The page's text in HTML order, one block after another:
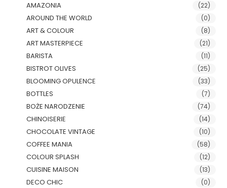
AMAZONIA (22)
AROUND THE WORLD (0)
ART & COLOUR (8)
ART MASTERPIECE (21)
BARISTA (11)
BISTROT OLIVES (25)
BLOOMING OPULENCE (33)
BOTTLES (7)
BOŻE NARODZENIE (74)
CHINOISERIE (14)
CHOCOLATE VINTAGE (10)
COFFEE MANIA (58)
COLOUR SPLASH (12)
CUISINE MAISON (13)
DECO CHIC (0)